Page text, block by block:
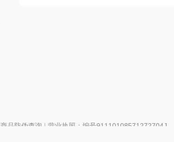
商品防伪查询 | 营业执照：编号91110108571272704J